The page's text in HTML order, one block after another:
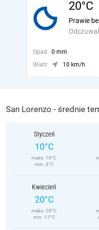
20°C
Prawie
Opad: 0 mm
Wiatr:
10 km/h
San Lorenzo - średnie
Styczeń
10°C
maks. 19°C
min. 3°C
Kwiecień
20°C
maks. 28°C
min. 11°C